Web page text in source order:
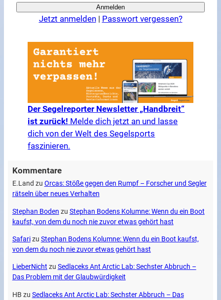
Jetzt anmelden| Passwort vergessen?
Der Segelreporter Newsletter „Handbreit“
ist zurück! Melde dich jetzt an und lasse
dich von der Welt des Segelsports
faszinieren.
Kommentare
E.Land zu Orcas: Stöße gegen den Rumpf – Forscher und Segler
rätseln über neues Verhalten
Stephan Boden zu Stephan Bodens Kolumne: Wenn du ein Boot
kaufst, von dem du noch nie zuvor etwas gehört hast
Safarizu Stephan Bodens Kolumne: Wenn du ein Boot kaufst,
von dem du noch nie zuvor etwas gehört hast
LieberNicht zu Sedlaceks Ant Arctic Lab: Sechster Abbruch –
Das Problem mit der Glaubwürdigkeit
HB zu Sedlaceks Ant Arctic Lab: Sechster Abbruch – Das